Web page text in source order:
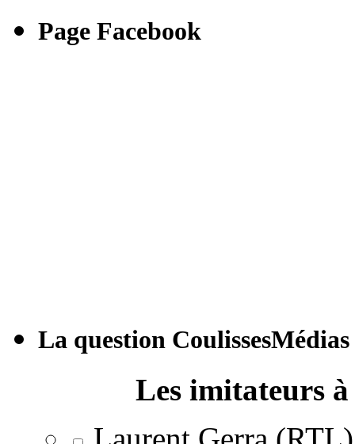
Page Facebook
La question CoulissesMédias
Les imitateurs